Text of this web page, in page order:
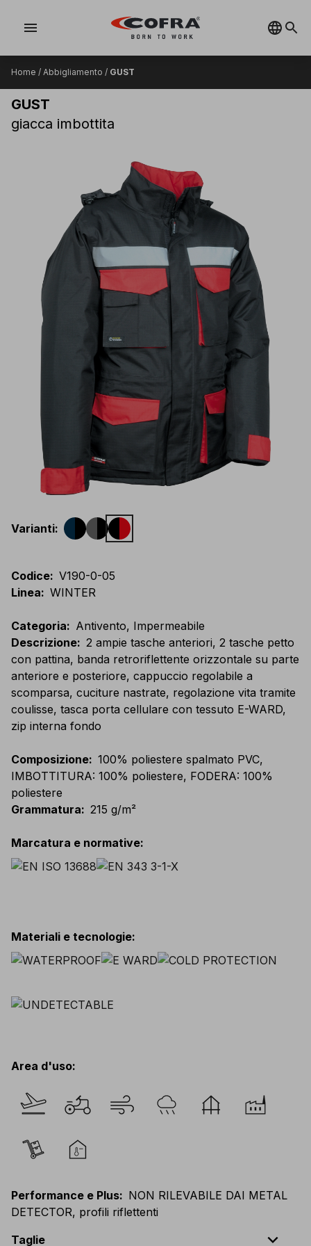
menu
Home / Abbigliamento / GUST
GUST
giacca imbottita
Varianti:
Codice: V190-0-05
Linea: WINTER
Categoria: Antivento, Impermeabile
Descrizione: 2 ampie tasche anteriori, 2 tasche petto
con pattina, banda retroriflettente orizzontale su parte
anteriore e posteriore, cappuccio regolabile a
scomparsa, cuciture nastrate, regolazione vita tramite
coulisse, tasca porta cellulare con tessuto E-WARD,
zip interna fondo
Composizione: 100% poliestere spalmato PVC,
IMBOTTITURA: 100% poliestere, FODERA: 100%
poliestere
Grammatura: 215 g/m²
Marcatura e normative:
Materiali e tecnologie:
Area d'uso:
Performance e Plus: NON RILEVABILE DAI METAL
DETECTOR, profili riflettenti
Taglie
expand_less